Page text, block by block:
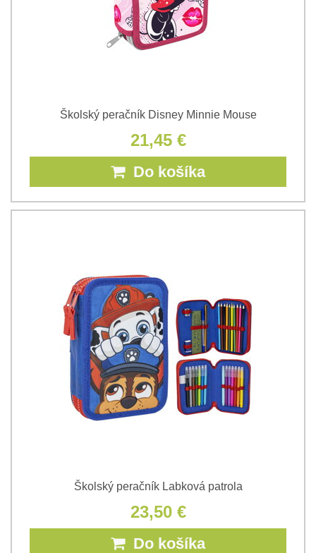
Školský peračník Disney Minnie Mouse
21,45 €
Do košíka
Školský peračník Labková patrola
23,50 €
Do košíka